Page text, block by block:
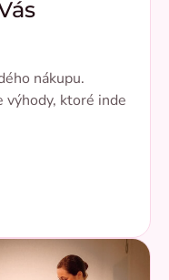
nákupu.
výhody, ktoré inde